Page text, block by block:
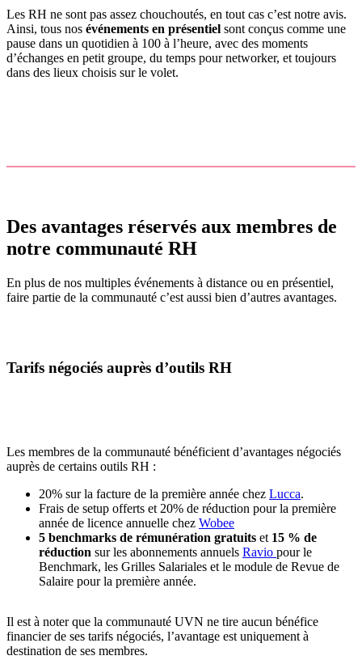
Les RH ne sont pas assez chouchoutés, en tout cas c’est notre avis.
Ainsi, tous nos événements en présentiel sont conçus comme une
pause dans un quotidien à 100 à l’heure, avec des moments
d’échanges en petit groupe, du temps pour networker, et toujours
dans des lieux choisis sur le volet.
Des avantages réservés aux membres de
notre communauté RH
En plus de nos multiples événements à distance ou en présentiel,
faire partie de la communauté c’est aussi bien d’autres avantages.
Tarifs négociés auprès d’outils RH
Les membres de la communauté bénéficient d’avantages négociés
auprès de certains outils RH :
20% sur la facture de la première année chez Lucca.
Frais de setup offerts et 20% de réduction pour la première
année de licence annuelle chez Wobee
5 benchmarks de rémunération gratuits et 15 % de
réduction sur les abonnements annuels Ravio pour le
Benchmark, les Grilles Salariales et le module de Revue de
Salaire pour la première année.
Il est à noter que la communauté UVN ne tire aucun bénéfice
financier de ses tarifs négociés, l’avantage est uniquement à
destination de ses membres.